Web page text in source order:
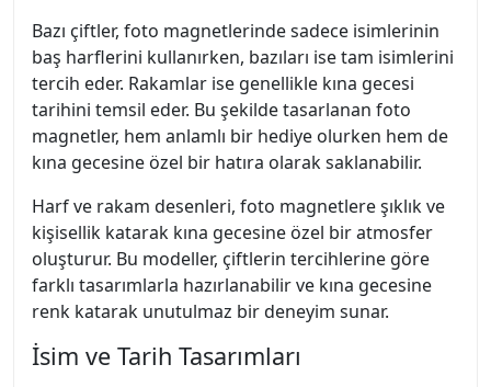
Bazı çiftler, foto magnetlerinde sadece isimlerinin
baş harflerini kullanırken, bazıları ise tam isimlerini
tercih eder. Rakamlar ise genellikle kına gecesi
tarihini temsil eder. Bu şekilde tasarlanan foto
magnetler, hem anlamlı bir hediye olurken hem de
kına gecesine özel bir hatıra olarak saklanabilir.
Harf ve rakam desenleri, foto magnetlere şıklık ve
kişisellik katarak kına gecesine özel bir atmosfer
oluşturur. Bu modeller, çiftlerin tercihlerine göre
farklı tasarımlarla hazırlanabilir ve kına gecesine
renk katarak unutulmaz bir deneyim sunar.
İsim ve Tarih Tasarımları